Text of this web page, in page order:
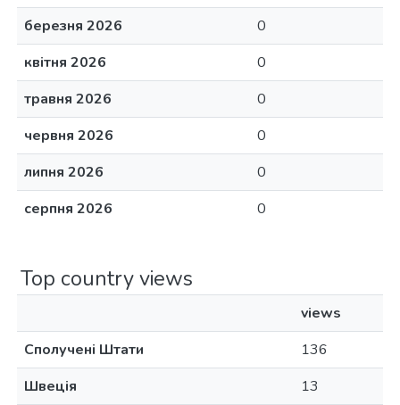
березня 2026
0
квітня 2026
0
травня 2026
0
червня 2026
0
липня 2026
0
серпня 2026
0
Top country views
views
Сполучені Штати
136
Швеція
13